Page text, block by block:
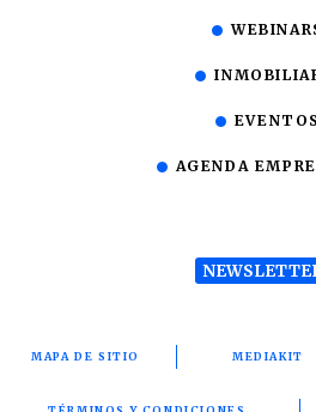
EVENTOS
AGENDA
MAPA DE SITIO MEDIAKIT